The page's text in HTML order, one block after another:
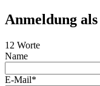
Anmeldung
12 Worte
Name
E-Mail*